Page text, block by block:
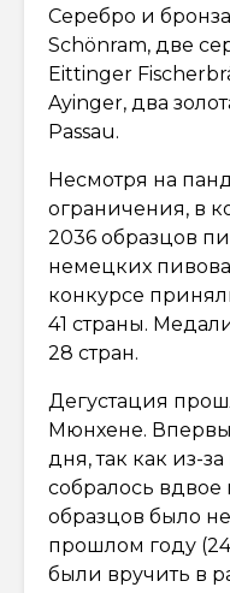
Серебро и
Schönram, две
Eittinger
Ayinger, два
Passau.
Несмотря на
ограничения, в
2036 образцов
немецких
конкурсе
41 страны.
28 стран.
Дегустация
Мюнхене.
дня, так как из-
собралось
образцов было
прошлом году
были вручить в